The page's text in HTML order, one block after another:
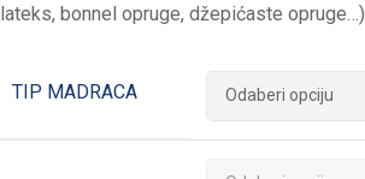
lateks, bonnel opruge, džepićaste opruge…).
TIP MADRACA